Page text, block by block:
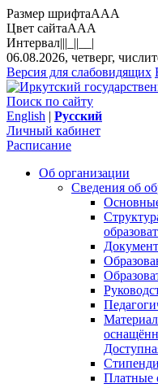
Размер шрифтаAAA
Цвет сайтаAAA
Интервал|||_||__|
06.08.2026, четверг,
Версия для слабовидящих
Поиск по сайту
English | Русский
Личный кабинет
Расписание
Об организации
Сведения об
Платные